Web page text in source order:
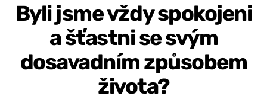
Byli jsme vždy spokojeni
a šťastni se svým
dosavadním způsobem
života?